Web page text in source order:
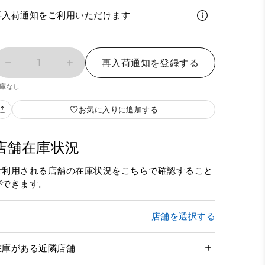
入荷通知をご利用いただけます
1 再入荷通知を登録する
なし
お気に入りに追加する
舗在庫状況
利用される店舗の在庫状況をこちらで確認すること
きます。
店舗を選択する
庫がある近隣店舗